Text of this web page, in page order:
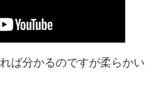
ば分かるのですが柔らかい